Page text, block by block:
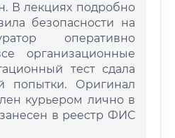
В лекциях подробно
безопасности на
оперативно
организационные
тест сдала
попытки. Оригинал
курьером лично в
в реестр ФИС